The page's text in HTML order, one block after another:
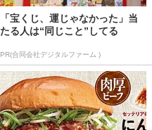
「宝くじ、運じゃなかった」当
たる人は“同じこと”してる
PR(合同会社デジタルファーム )